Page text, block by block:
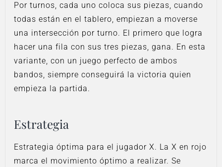
Por turnos, cada uno coloca sus piezas, cuando
todas están en el tablero, empiezan a moverse
una intersección por turno. El primero que logra
hacer una fila con sus tres piezas, gana. En esta
variante, con un juego perfecto de ambos
bandos, siempre conseguirá la victoria quien
empieza la partida.
Estrategia
Estrategia óptima para el jugador X. La X en rojo
marca el movimiento óptimo a realizar. Se